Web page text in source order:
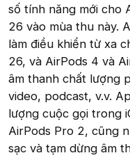
số tính năng mới cho
26 vào mùa thu này.
làm điều khiển từ xa
26, và AirPods 4 và
âm thanh chất lượng
video, podcast, v.v.
lượng cuộc gọi trong
AirPods Pro 2, cũng
sạc và tạm dừng âm